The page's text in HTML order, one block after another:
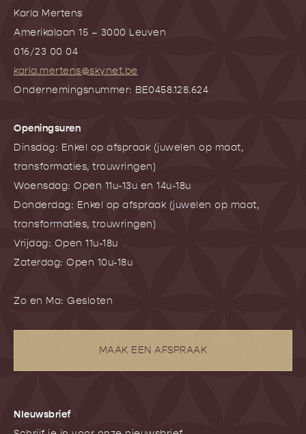
Karla Mertens
Amerikalaan 15 – 3000 Leuven
016/23 00 04
karla.mertens@skynet.be
Ondernemingsnummer: BE0458.128.624
Openingsuren
Dinsdag: Enkel op afspraak (juwelen op maat,
transformaties, trouwringen)
Woensdag: Open 11u-13u en 14u-18u
Donderdag: Enkel op afspraak (juwelen op maat,
transformaties, trouwringen)
Vrijdag: Open 11u-18u
Zaterdag: Open 10u-18u
Zo en Ma: Gesloten
MAAK EEN AFSPRAAK
NIeuwsbrief